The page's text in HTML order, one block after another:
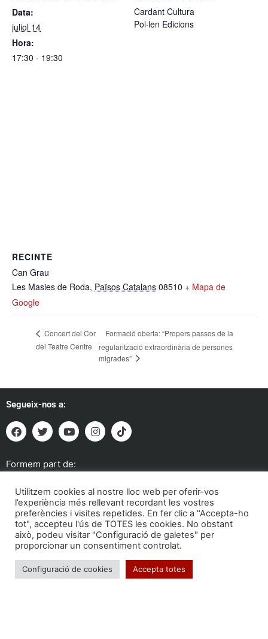
Data:
juliol 14
Hora:
17:30 - 19:30
Cardant Cultura
Pol·len Edicions
RECINTE
Can Grau
Les Masies de Roda, Països Catalans 08510 + Mapa de
Google
Concert del Cor
del Teatre Centre
Formació oberta: “Propers passos de la
regularització extraordinària de persones
migrades”
Segueix-nos a:
Formem part de:
Troba'ns a:
Utilitzem cookies al nostre lloc web per oferir-vos
l’experiència més rellevant recordant les vostres
preferències i visites repetides. En fer clic a "Accepta-ho
tot", accepteu l'ús de TOTES les cookies. No obstant
això, podeu visitar "Configuració de galetes" per
proporcionar un consentiment controlat.
Configuració de cookies Accepta totes